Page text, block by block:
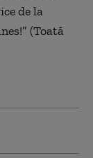
de la
(Toată